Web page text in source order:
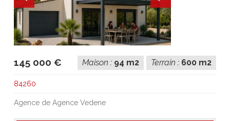
145 000 € Terrain : 600 m2
Maison : 94 m2
84260
Agence de Agence Vedene